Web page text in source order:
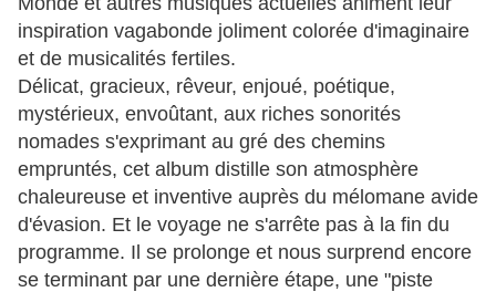
inspiration vagabonde joliment colorée d'imaginaire
et de musicalités fertiles.
Délicat, gracieux, rêveur, enjoué, poétique,
mystérieux, envoûtant, aux riches sonorités
nomades s'exprimant au gré des chemins
empruntés, cet album distille son atmosphère
chaleureuse et inventive auprès du mélomane avide
d'évasion. Et le voyage ne s'arrête pas à la fin du
programme. Il se prolonge et nous surprend encore
se terminant par une dernière étape, une "piste